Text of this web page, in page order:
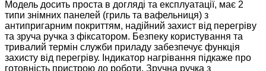
Модель досить проста в догляді та експлуатації, має 2
типи знімних панелей (гриль та вафельниця) з
антипригарним покриттям, надійний захист від перегріву
та зруча ручка з фіксатором. Безпеку користування та
тривалий термін служби приладу забезпечує функція
захисту від перегріву. Індикатор нагрівання підкаже про
готовність пристрою до роботи. Зручна ручка з